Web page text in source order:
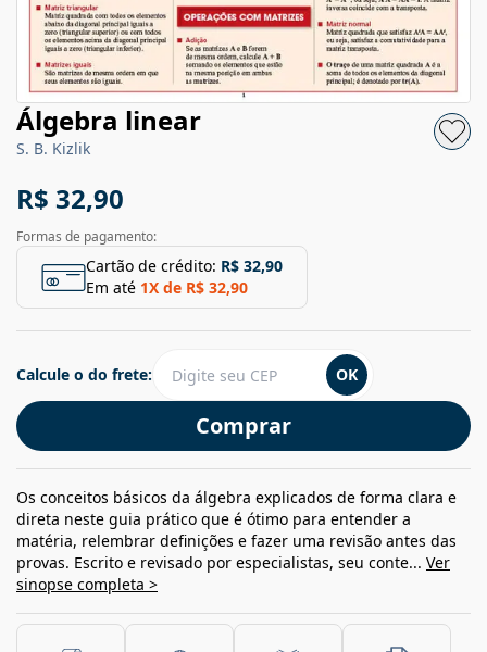
Álgebra linear
S. B. Kizlik
R$ 32,90
Formas de pagamento:
Cartão de crédito: R$ 32,90
Em até 1X de R$ 32,90
Comprar
Calcule o do frete: OK
Os conceitos básicos da álgebra explicados de forma clara e
direta neste guia prático que é ótimo para entender a
matéria, relembrar definições e fazer uma revisão antes das
provas. Escrito e revisado por especialistas, seu conte... Ver
sinopse completa >